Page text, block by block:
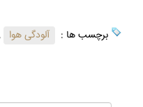
برچسب ها : آلودگی هوا